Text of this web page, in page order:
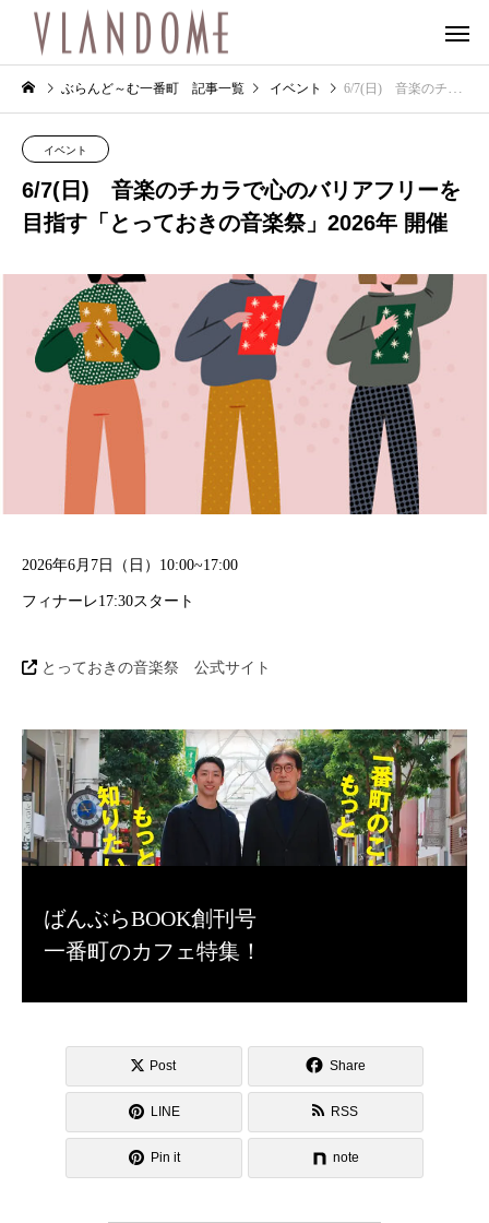
ぶらんど～む一番町 記事一覧 イベント 6/7(日) 音楽のチカラで心のバリアフリーを目指す「とっておきの音楽祭」2026年 開催
イベント
6/7(日) 音楽のチカラで心のバリアフリーを
目指す「とっておきの音楽祭」2026年 開催
2026年6月7日（日）10:00~17:00
フィナーレ17:30スタート
とっておきの音楽祭 公式サイト
ばんぶらBOOK創刊号
一番町のカフェ特集！
Post Share
LINE RSS
Pin it note